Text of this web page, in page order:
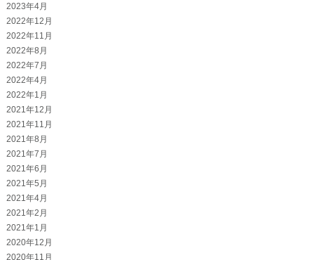
2023年4月
2022年12月
2022年11月
2022年8月
2022年7月
2022年4月
2022年1月
2021年12月
2021年11月
2021年8月
2021年7月
2021年6月
2021年5月
2021年4月
2021年2月
2021年1月
2020年12月
2020年11月